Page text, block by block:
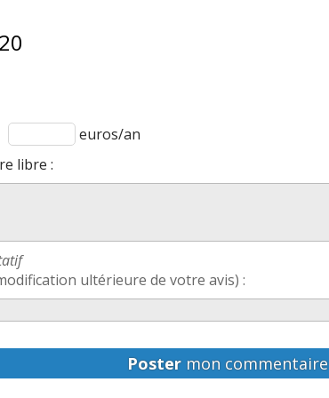
euros/an
libre :
ultérieure de votre avis) :
Postermon commentaire